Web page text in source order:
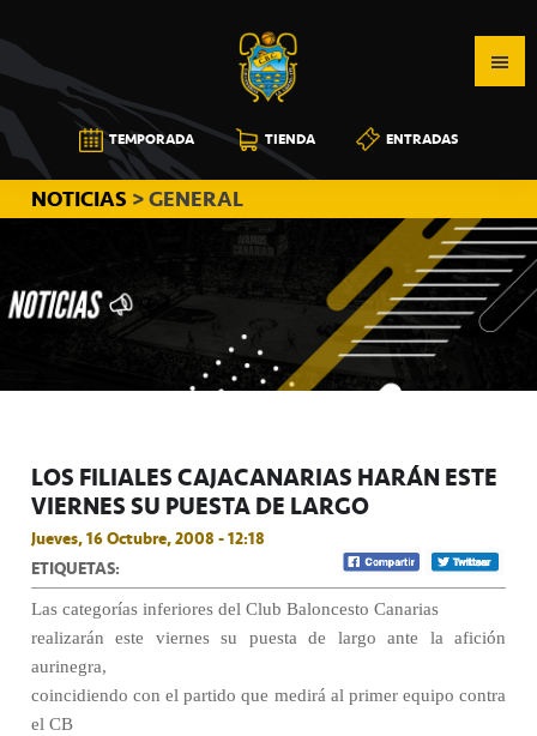
a
la
navegación
principal
al
contenido
principal
a
la
barra
lateral
principal
CB
CANARIAS
TEMPORADA TIENDA ENTRADAS
NOTICIAS > GENERAL
LOS FILIALES CAJACANARIAS HARÁN ESTE
VIERNES SU PUESTA DE LARGO
Jueves, 16 Octubre, 2008 - 12:18
ETIQUETAS:
Las categorías inferiores del Club Baloncesto Canarias
realizarán este viernes su puesta de largo ante la afición
aurinegra,
coincidiendo con el partido que medirá al primer equipo contra
el CB